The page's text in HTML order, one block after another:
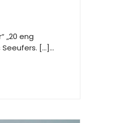
„20 eng
[…]…